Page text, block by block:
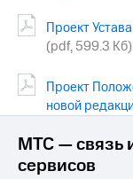
кабинет
и
аудит
Рынок
акций
Проект
(pdf, 599.3 Кб)
Проект
новой
МТС — связь
сервисов